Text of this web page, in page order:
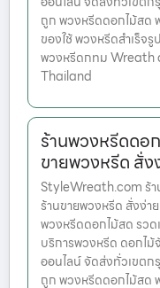
ถูก พวงหรีดดอกไม้สด
ของใช้ พวงหรีดสำเร็
พวงหรีดกทม Wreath
Thailand
ร้านพวงหรีดดอ
ขายพวงหรีด สั่ง
StyleWreath.com ร้า
ร้านขายพวงหรีด สั่งง่า
พวงหรีดดอกไม้สด รวด
บริการพวงหรีด ดอกไ
ออนไลน์ จัดส่งทั่วเขตก
ถูก พวงหรีดดอกไม้สด